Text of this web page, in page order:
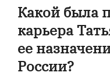
Какой была
карьера
ее
России?